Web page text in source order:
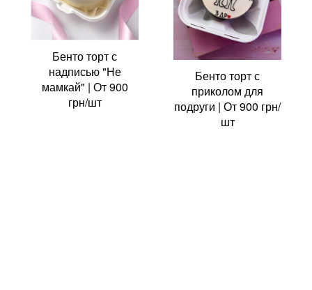
Бенто торт с
надписью "Не
мамкай" | От 900
грн/шт
Бенто торт с
приколом для
подруги | От 900 грн/
шт